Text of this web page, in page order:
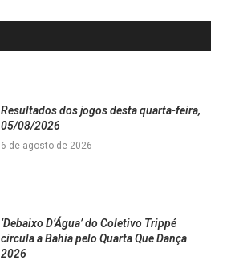
Resultados dos jogos desta quarta-feira,
05/08/2026
6 de agosto de 2026
‘Debaixo D’Água’ do Coletivo Trippé
circula a Bahia pelo Quarta Que Dança
2026